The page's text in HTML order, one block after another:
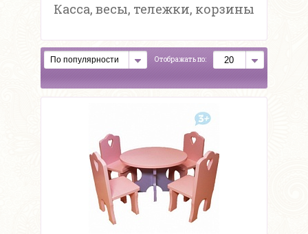
Касса, весы, тележки, корзины
Отображать по: